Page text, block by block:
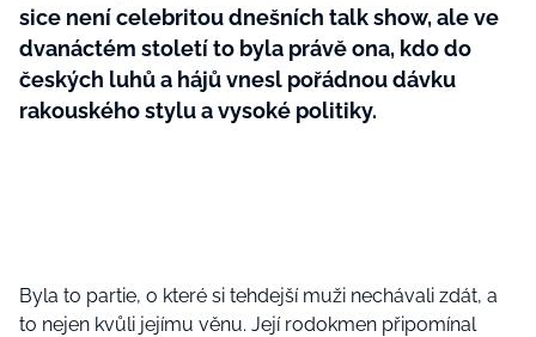
sice není celebritou dnešních talk show, ale ve
dvanáctém století to byla právě ona, kdo do
českých luhů a hájů vnesl pořádnou dávku
rakouského stylu a vysoké politiky.
Byla to partie, o které si tehdejší muži nechávali zdát, a
to nejen kvůli jejímu věnu. Její rodokmen připomínal